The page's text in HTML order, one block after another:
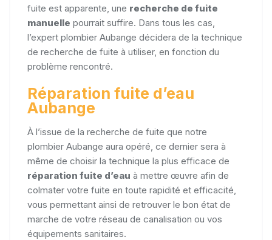
fuite est apparente, une recherche de fuite
manuelle pourrait suffire. Dans tous les cas,
l’expert plombier Aubange décidera de la technique
de recherche de fuite à utiliser, en fonction du
problème rencontré.
Réparation fuite d’eau
Aubange
À l’issue de la recherche de fuite que notre
plombier Aubange aura opéré, ce dernier sera à
même de choisir la technique la plus efficace de
réparation fuite d’eau à mettre œuvre afin de
colmater votre fuite en toute rapidité et efficacité,
vous permettant ainsi de retrouver le bon état de
marche de votre réseau de canalisation ou vos
équipements sanitaires.